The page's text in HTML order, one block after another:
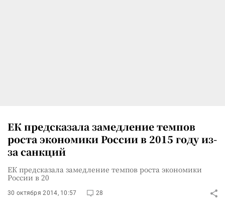
ЕК предсказала замедление темпов
роста экономики России в 2015 году из-
за санкций
ЕК предсказала замедление темпов роста экономики
России в 20
30 октября 2014, 10:57 28